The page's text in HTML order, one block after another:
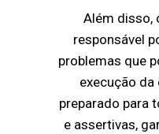
Além disso,
responsável
problemas que
execução da
preparado para
e assertivas,